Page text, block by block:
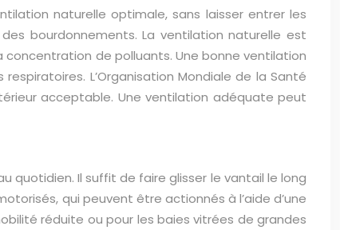
naturelle optimale, sans laisser entrer les
bourdonnements. La ventilation naturelle est
concentration de polluants. Une bonne ventilation
L’Organisation Mondiale de la Santé
acceptable. Une ventilation adéquate peut
quotidien. Il suffit de faire glisser le vantail le long
qui peuvent être actionnés à l’aide d’une
réduite ou pour les baies vitrées de grandes